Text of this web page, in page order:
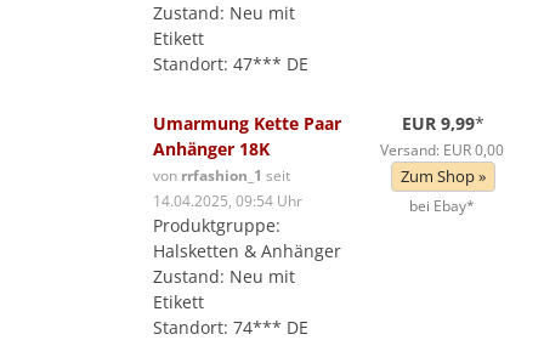
Zustand: Neu mit
Etikett
Standort: 47*** DE
Umarmung Kette Paar
Anhänger 18K
von rrfashion_1 seit
14.04.2025, 09:54 Uhr
Produktgruppe:
Halsketten & Anhänger
Zustand: Neu mit
Etikett
Standort: 74*** DE
EUR 9,99*
Versand: EUR 0,00
Zum Shop »
bei Ebay*